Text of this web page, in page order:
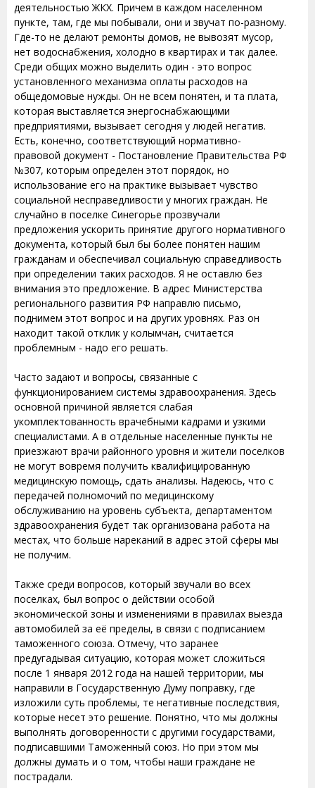
деятельностью ЖКХ. Причем в каждом населенном
пункте, там, где мы побывали, они и звучат по-разному.
Где-то не делают ремонты домов, не вывозят мусор,
нет водоснабжения, холодно в квартирах и так далее.
Среди общих можно выделить один - это вопрос
установленного механизма оплаты расходов на
общедомовые нужды. Он не всем понятен, и та плата,
которая выставляется энергоснабжающими
предприятиями, вызывает сегодня у людей негатив.
Есть, конечно, соответствующий нормативно-
правовой документ - Постановление Правительства РФ
№307, которым определен этот порядок, но
использование его на практике вызывает чувство
социальной несправедливости у многих граждан. Не
случайно в поселке Синегорье прозвучали
предложения ускорить принятие другого нормативного
документа, который был бы более понятен нашим
гражданам и обеспечивал социальную справедливость
при определении таких расходов. Я не оставлю без
внимания это предложение. В адрес Министерства
регионального развития РФ направлю письмо,
поднимем этот вопрос и на других уровнях. Раз он
находит такой отклик у колымчан, считается
проблемным - надо его решать.
Часто задают и вопросы, связанные с
функционированием системы здравоохранения. Здесь
основной причиной является слабая
укомплектованность врачебными кадрами и узкими
специалистами. А в отдельные населенные пункты не
приезжают врачи районного уровня и жители поселков
не могут вовремя получить квалифицированную
медицинскую помощь, сдать анализы. Надеюсь, что с
передачей полномочий по медицинскому
обслуживанию на уровень субъекта, департаментом
здравоохранения будет так организована работа на
местах, что больше нареканий в адрес этой сферы мы
не получим.
Также среди вопросов, который звучали во всех
поселках, был вопрос о действии особой
экономической зоны и изменениями в правилах выезда
автомобилей за её пределы, в связи с подписанием
таможенного союза. Отмечу, что заранее
предугадывая ситуацию, которая может сложиться
после 1 января 2012 года на нашей территории, мы
направили в Государственную Думу поправку, где
изложили суть проблемы, те негативные последствия,
которые несет это решение. Понятно, что мы должны
выполнять договоренности с другими государствами,
подписавшими Таможенный союз. Но при этом мы
должны думать и о том, чтобы наши граждане не
пострадали.